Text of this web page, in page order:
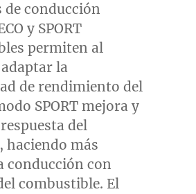
de conducción
y SPORT
permiten al
la
de rendimiento del
SPORT mejora y
del
haciendo más
conducción con
combustible. El